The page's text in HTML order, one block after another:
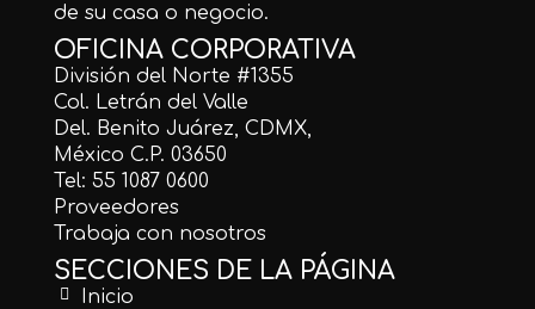
de su casa o negocio.
OFICINA CORPORATIVA
División del Norte #1355
Col. Letrán del Valle
Del. Benito Juárez, CDMX,
México C.P. 03650
Tel: 55 1087 0600
Proveedores
Trabaja con nosotros
SECCIONES DE LA PÁGINA
Inicio